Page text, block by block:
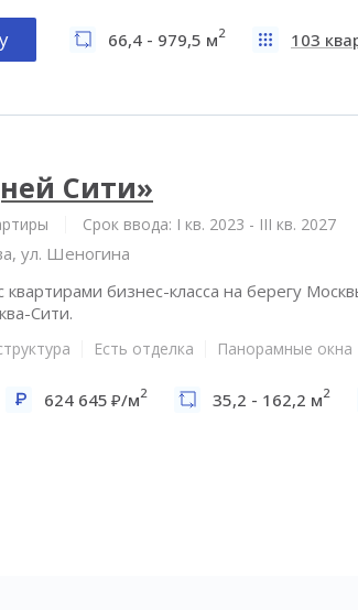
66,4 - 979,5 м2 103
Сити»
Срок ввода: I кв. 2023 - III кв. 2027
ул. Шеногина
квартирами бизнес-класса на берегу
Сити.
Есть отделка Панорамные окна
624 645 /м2 35,2 - 162,2 м2